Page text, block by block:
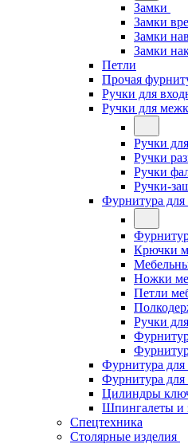
Замки
Замки
Замки
Замки
Петли
Прочая
Ручки для
Ручки для
Ручки
Ручки
Ручки
Ручки-
Фурнитура для
Крючки
Ножки
Петли
Ручки
Фурнитура
Фурнитура для
Цилиндры
Шпингалеты и
Спецтехника
Столярные изделия